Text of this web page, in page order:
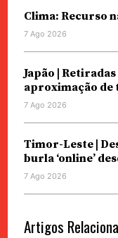
Clima: Recurso
7 Ago 2026
Japão |
aproximação de
7 Ago 2026
Timor-Leste |
burla ‘online’
7 Ago 2026
Artigos